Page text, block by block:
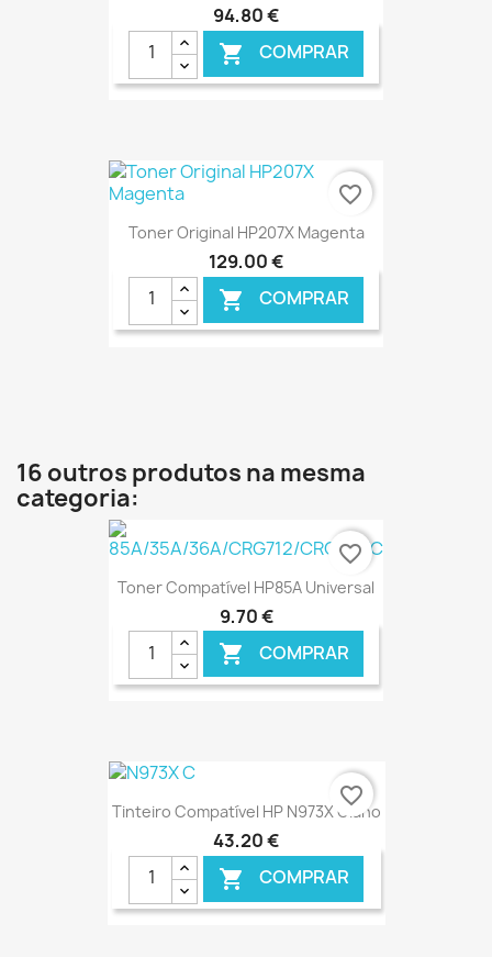
94,80 €
 COMPRAR
€ ONLINE
Toner Original HP207X Magenta
129,00 €
 COMPRAR
favorite_border
16 outros produtos na mesma
categoria:
Toner Compatível HP85A Universal
9,70 €
 COMPRAR
€ ONLINE
favorite_border
Tinteiro Compatível HP N973X Ciano
43,20 €
 COMPRAR
favorite_border